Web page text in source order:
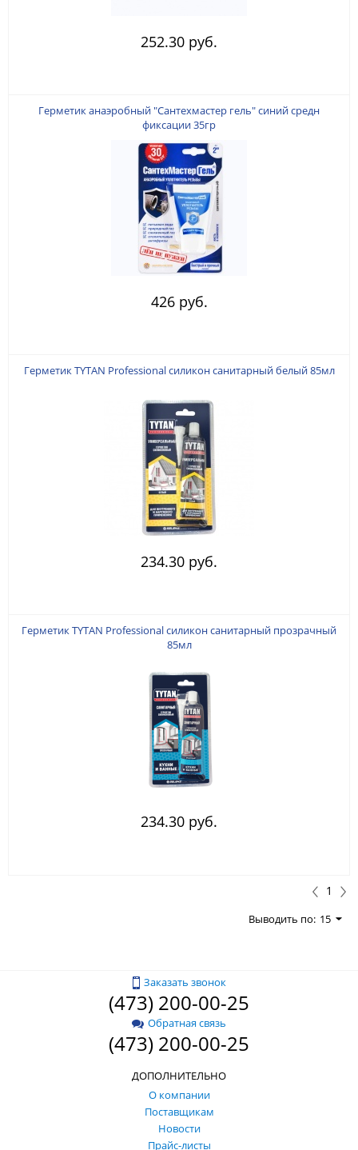
252.30 руб.
Герметик анаэробный "Сантехмастер гель" синий средн
фиксации 35гр
426 руб.
Герметик TYTAN Professional силикон санитарный белый 85мл
234.30 руб.
Герметик TYTAN Professional силикон санитарный прозрачный
85мл
234.30 руб.
1
Выводить по: 15
Заказать звонок
(473) 200-00-25
Обратная связь
(473) 200-00-25
ДОПОЛНИТЕЛЬНО
О компании
Поставщикам
Новости
Прайс-листы